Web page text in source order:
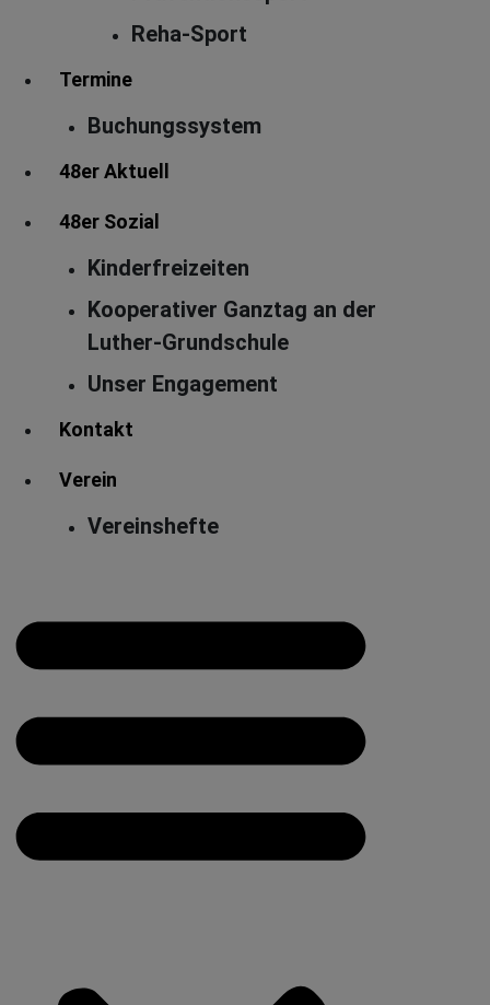
Reha-Sport
Termine
Buchungssystem
48er Aktuell
48er Sozial
Kinderfreizeiten
Kooperativer Ganztag an der
Luther-Grundschule
Unser Engagement
Kontakt
Verein
Vereinshefte